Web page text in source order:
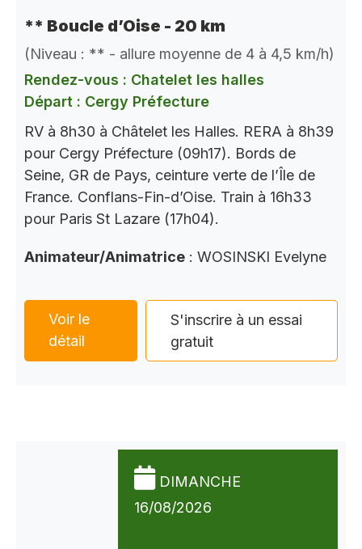
** Boucle d’Oise - 20 km
(Niveau : ** - allure moyenne de 4 à 4,5 km/h)
Rendez-vous : Chatelet les halles
Départ : Cergy Préfecture
RV à 8h30 à Châtelet les Halles. RERA à 8h39
pour Cergy Préfecture (09h17). Bords de
Seine, GR de Pays, ceinture verte de l’Île de
France. Conflans-Fin-d’Oise. Train à 16h33
pour Paris St Lazare (17h04).
Animateur/Animatrice : WOSINSKI Evelyne
Voir le
détail
S'inscrire à un essai
gratuit
DIMANCHE
16/08/2026